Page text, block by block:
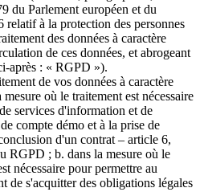
du Parlement européen et du
à la protection des personnes
des données à caractère
de ces données, et abrogeant
après : « RGPD »).
de vos données à caractère
où le traitement est nécessaire
services d'information et de
compte démo et à la prise de
d'un contrat – article 6,
RGPD ; b. dans la mesure où le
nécessaire pour permettre au
de s'acquitter des obligations légales